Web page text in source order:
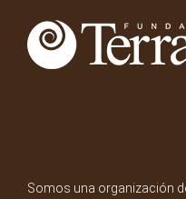
Somos una organización